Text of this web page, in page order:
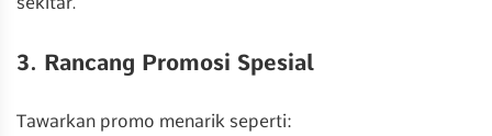
3. Rancang Promosi Spesial
Tawarkan promo menarik seperti: